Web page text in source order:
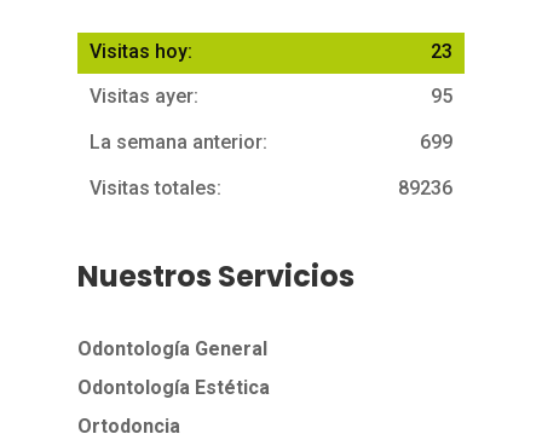
23
Visitas hoy:
95
Visitas ayer:
699
La semana anterior:
89236
Visitas totales:
Nuestros Servicios
Odontología General
Odontología Estética
Ortodoncia